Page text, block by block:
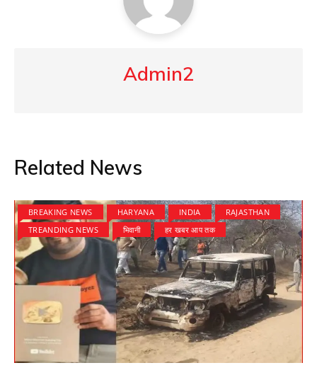
Admin2
Related News
BREAKING NEWS HARYANA INDIA
RAJASTHAN
TREANDING NEWS
भिवानी हर खबर आप तक